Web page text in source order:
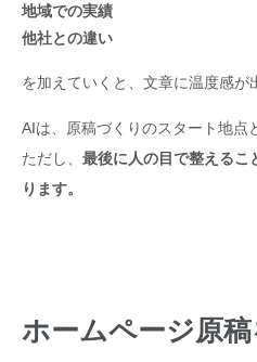
地域での実績
他社との違い
を加えていくと、文章に温度感が
AIは、原稿づくりのスタート地点
ただし、 最後に人の目で整えるこ
ります。
ホームページ原